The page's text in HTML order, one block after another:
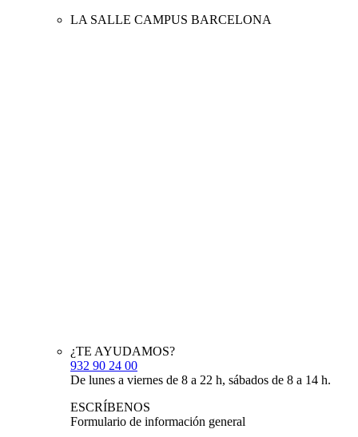
LA SALLE CAMPUS BARCELONA
¿TE AYUDAMOS?
932 90 24 00
De lunes a viernes de 8 a 22 h, sábados de 8 a 14 h.
ESCRÍBENOS
Formulario de información general